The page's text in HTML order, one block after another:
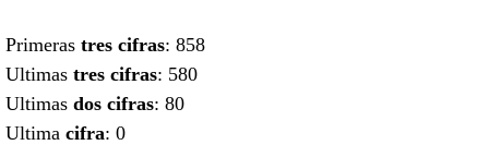
Primeras tres cifras: 858
Ultimas tres cifras: 580
Ultimas dos cifras: 80
Ultima cifra: 0